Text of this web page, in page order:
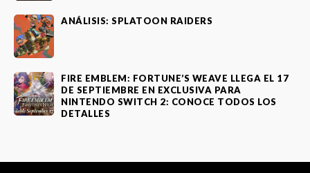
ANÁLISIS: SPLATOON RAIDERS
FIRE EMBLEM: FORTUNE’S WEAVE LLEGA EL 17
DE SEPTIEMBRE EN EXCLUSIVA PARA
NINTENDO SWITCH 2: CONOCE TODOS LOS
DETALLES